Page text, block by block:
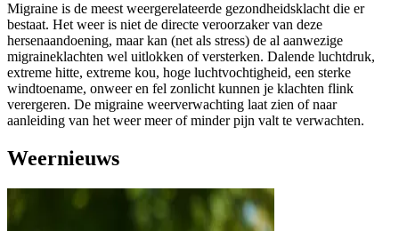
Migraine is de meest weergerelateerde gezondheidsklacht die er
bestaat. Het weer is niet de directe veroorzaker van deze
hersenaandoening, maar kan (net als stress) de al aanwezige
migraineklachten wel uitlokken of versterken. Dalende luchtdruk,
extreme hitte, extreme kou, hoge luchtvochtigheid, een sterke
windtoename, onweer en fel zonlicht kunnen je klachten flink
verergeren. De migraine weerverwachting laat zien of naar
aanleiding van het weer meer of minder pijn valt te verwachten.
Weernieuws